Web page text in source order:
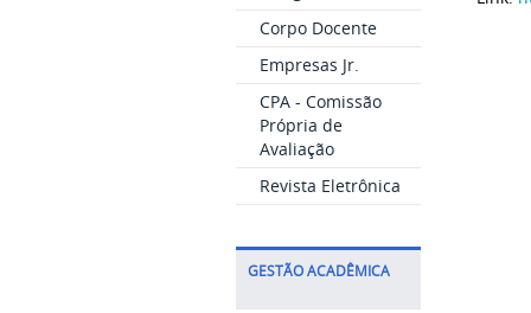
Corpo Docente
Empresas Jr.
CPA - Comissão
Própria de
Avaliação
Revista Eletrônica
GESTÃO ACADÊMICA